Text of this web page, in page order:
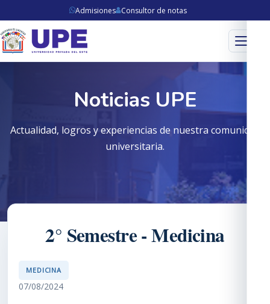
Admisiones Consultor de notas
Menú
Noticias UPE
Actualidad, logros y experiencias de nuestra comunidad
universitaria.
2° Semestre - Medicina
MEDICINA
07/08/2024